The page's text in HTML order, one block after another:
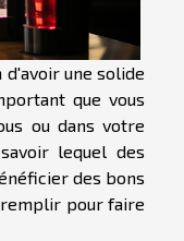
une solide
que vous
ou dans votre
lequel des
des bons
pour faire